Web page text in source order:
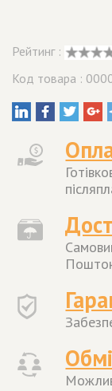
Рейтинг :
Код товара :